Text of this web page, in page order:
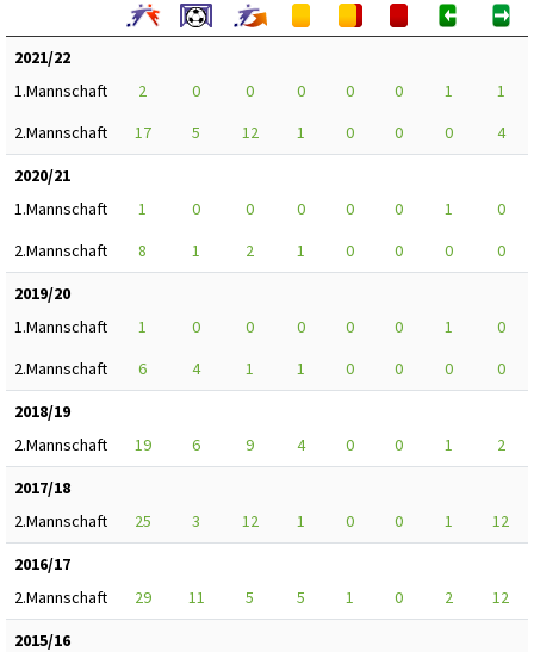
2021/22
1.Mannschaft
2 0 0 0 0 0 1
1
2.Mannschaft
17 5 12 1 0 0 0
4
2020/21
1.Mannschaft
1 0 0 0 0 0 1
0
2.Mannschaft
8 1 2 1 0 0 0
0
2019/20
1.Mannschaft
1 0 0 0 0 0 1
0
2.Mannschaft
6 4 1 1 0 0 0
0
2018/19
2.Mannschaft
19 6 9 4 0 0 1
2
2017/18
2.Mannschaft
25 3 12 1 0 0 1
12
2016/17
2.Mannschaft
29 11 5 5 1 0 2
12
2015/16